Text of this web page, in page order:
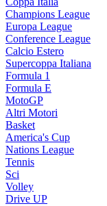
Champions League
Europa League
Conference League
Calcio Estero
Supercoppa Italiana
Formula 1
Formula E
MotoGP
Altri Motori
Basket
America's Cup
Nations League
Tennis
Sci
Volley
Drive UP